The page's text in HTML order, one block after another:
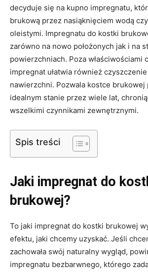
decyduje się na kupno impregnatu,
brukową przez nasiąknięciem wodą
oleistymi. Impregnatu do kostki
zarówno na nowo położonych jak i na
powierzchniach. Poza właściwościami
impregnat ułatwia również
nawierzchni. Pozwala kostce brukowej
idealnym stanie przez wiele lat,
wszelkimi czynnikami zewnętrznymi.
Spis treści
Jaki impregnat do
brukowej?
To jaki impregnat do kostki brukowej
efektu, jaki chcemy uzyskać. Jeśli
zachowała swój naturalny wygląd,
impregnatu bezbarwnego, którego